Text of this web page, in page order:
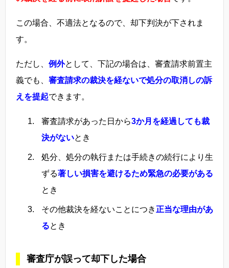
この場合、不適法となるので、却下判決が下されま
す。
ただし、 例外として、下記の場合は、審査請求前置主
義でも、 審査請求の裁決を経ないで処分の取消しの訴
えを提起できます。
審査請求があった日から3か月を経過しても裁
決がないとき
処分、処分の執行または手続きの続行により生
ずる著しい損害を避けるため緊急の必要がある
とき
その他裁決を経ないことにつき 正当な理由があ
るとき
審査庁が誤って却下した場合